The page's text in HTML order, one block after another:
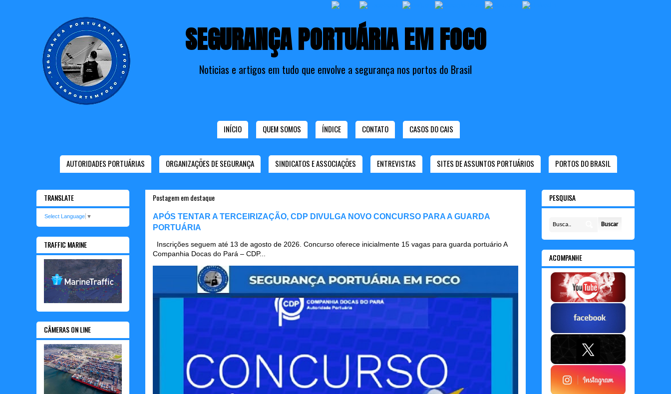
SEGURANÇA PORTUÁRIA EM FOCO
Noticias e artigos em tudo que envolve a segurança nos portos do Brasil
INÍCIO QUEM SOMOS ÍNDICE CONTATO CASOS DO CAIS
AUTORIDADES PORTUÁRIAS ORGANIZAÇÕES DE SEGURANÇA SINDICATOS E ASSOCIAÇÕES ENTREVISTAS SITES DE ASSUNTOS PORTUÁRIOS PORTOS DO BRASIL
Postagem em destaque
APÓS TENTAR A TERCEIRIZAÇÃO, CDP DIVULGA NOVO CONCURSO PARA A GUARDA
PORTUÁRIA
Inscrições seguem até 13 de agosto de 2026. Concurso oferece inicialmente 15 vagas para guarda portuário A
Companhia Docas do Pará – CDP...
TRANSLATE
Select Language ▼
TRAFFIC MARINE
CÂMERAS ON LINE
PESQUISA
ACOMPANHE